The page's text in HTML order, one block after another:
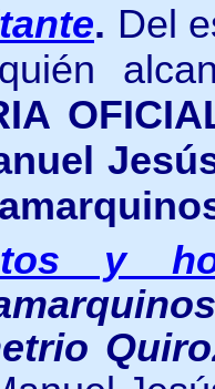
. Del
quién
y